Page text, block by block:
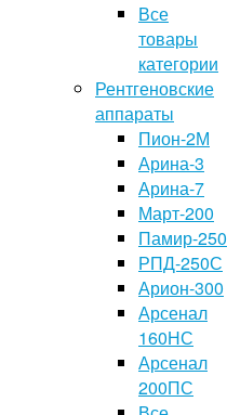
Все
товары
категории
Рентгеновские
аппараты
Пион-2М
Арина-3
Арина-7
Март-200
Памир-250
РПД-250С
Арион-300
Арсенал
160НС
Арсенал
200ПС